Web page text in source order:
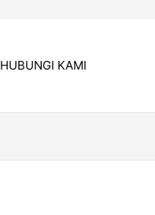
HUBUNGI KAMI